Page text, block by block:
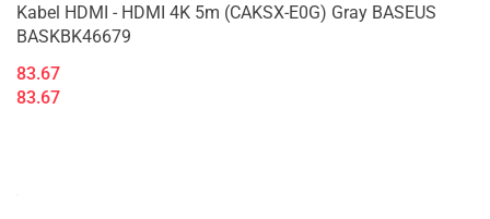
Kabel HDMI - HDMI 4K 5m (CAKSX-E0G) Gray BASEUS
BASKBK46679
83.67
83.67